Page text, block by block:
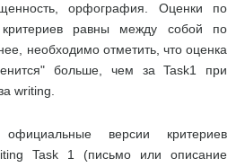
орфография. Оценки по
равны между собой по
необходимо отметить, что оценка
больше, чем за Task1 при
writing.
версии критериев
Task 1 (письмо или описание